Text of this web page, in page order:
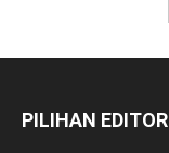
PILIHAN EDITOR